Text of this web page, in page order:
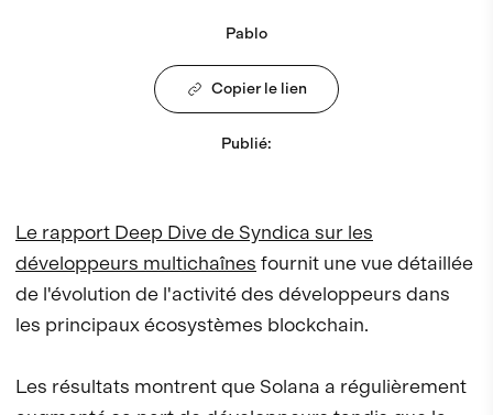
Pablo
Copier le lien
Publié:
Le rapport Deep Dive de Syndica sur les
développeurs multichaînes fournit une vue détaillée
de l'évolution de l'activité des développeurs dans
les principaux écosystèmes blockchain.
Les résultats montrent que Solana a régulièrement